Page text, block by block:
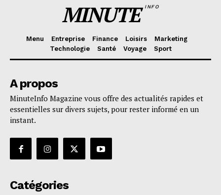
MINUTE INFO
Menu Entreprise Finance Loisirs
Marketing
Technologie
Santé Voyage Sport
A propos
MinuteInfo Magazine vous offre des actualités rapides et
essentielles sur divers sujets, pour rester informé en un
instant.
Catégories